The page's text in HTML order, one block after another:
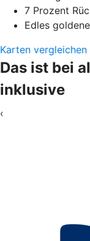
7 Prozent
Edles
Karten vergleichen
Das ist bei
inklusive
‹